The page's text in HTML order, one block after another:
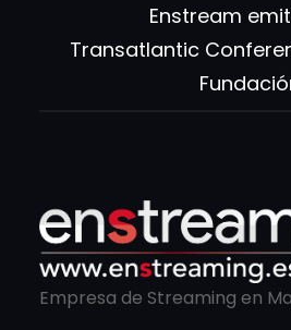
Enstream
Transatlantic
Empresa de Streaming en